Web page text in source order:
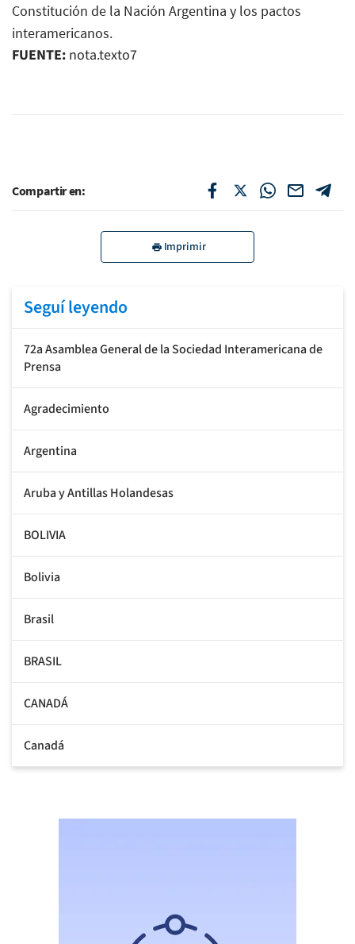
Constitución de la Nación Argentina y los pactos
interamericanos.
FUENTE: nota.texto7
Compartir en:
Imprimir
Seguí leyendo
72a Asamblea General de la Sociedad Interamericana de
Prensa
Agradecimiento
Argentina
Aruba y Antillas Holandesas
BOLIVIA
Bolivia
Brasil
BRASIL
CANADÁ
Canadá